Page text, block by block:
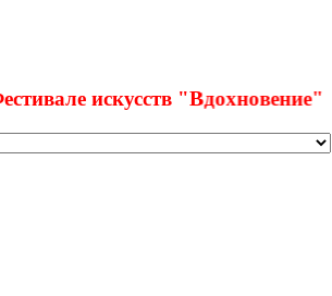
искусств "Вдохновение"